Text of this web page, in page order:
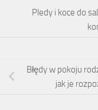
Pledy i koce do
Błędy w pokoju
jak je